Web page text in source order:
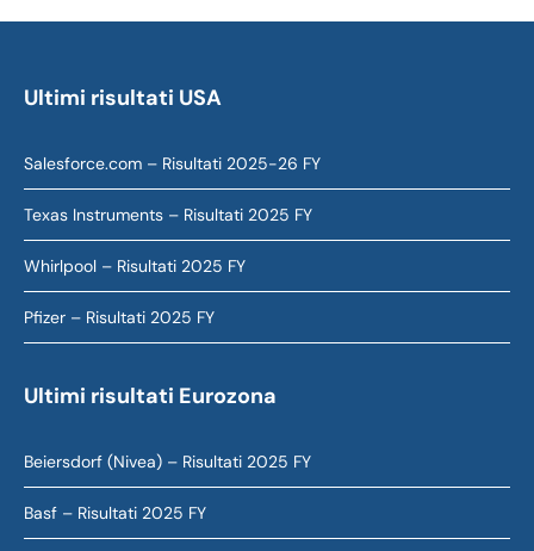
Ultimi risultati USA
Salesforce.com – Risultati 2025-26 FY
Texas Instruments – Risultati 2025 FY
Whirlpool – Risultati 2025 FY
Pfizer – Risultati 2025 FY
Ultimi risultati Eurozona
Beiersdorf (Nivea) – Risultati 2025 FY
Basf – Risultati 2025 FY